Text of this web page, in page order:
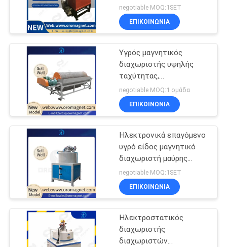
SITEMAP
PRIVACY
POLICY
σιδηρούχο 7A250
εξοπλισμού χωρισμού
μετάλλων κεραμικός,
negotiable MOQ:1SET
ΕΠΙΚΟΙΝΩΝΊΑ
Υγρός μαγνητικός
διαχωριστής υψηλής
ταχύτητας,
διευθετήσιμος
μαγνητικός μαγνήτης
τυμπάνων διαχωριστών
εξαγάγει το μόνιμο τύπο
negotiable MOQ:1 ομάδα
ΕΠΙΚΟΙΝΩΝΊΑ
Ηλεκτρονικά επαγόμενο
υγρό είδος μαγνητικό
διαχωριστή μαύρης
άμμου με υψηλό φράγμα
negotiable MOQ:1SET
ΕΠΙΚΟΙΝΩΝΊΑ
Ηλεκτροστατικός
διαχωριστής
διαχωριστών